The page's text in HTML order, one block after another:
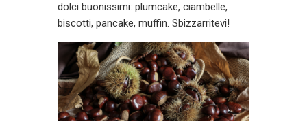
dolci buonissimi: plumcake, ciambelle,
biscotti, pancake, muffin. Sbizzarritevi!